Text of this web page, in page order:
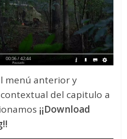
menú anterior y
del capitulo a
¡¡Download